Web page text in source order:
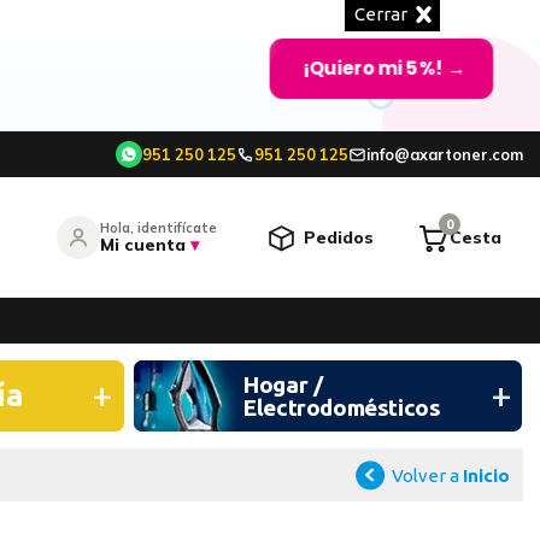
Cerrar
¡Quiero mi 5%! →
¿Olvidó su contraseña?
951 250 125 951 250 125 info@axartoner.com
Hola, identifícate
Mi cuenta ▾ Pedidos
0
Cesta
Hogar /
Electrodomésticos
Volver a Inicio